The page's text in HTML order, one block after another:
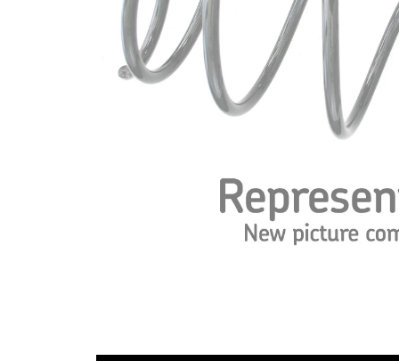
Tvar
pružiny
pružina s
nekonstantním
průměrem
Vnější
průměr
156 mm
13,25 mm